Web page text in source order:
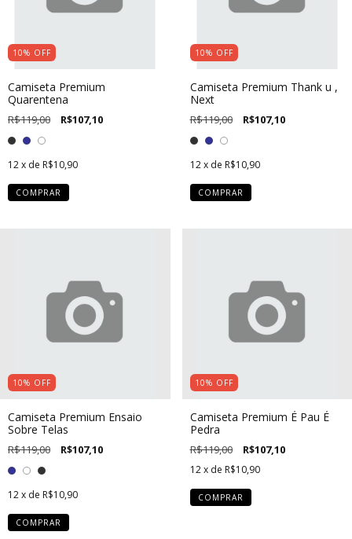
10% OFF
Camiseta Premium
Quarentena
R$119,00 R$107,10
12x de R$10,90
COMPRAR
10% OFF
Camiseta Premium Thank u ,
Next
R$119,00 R$107,10
12 x de R$10,90
COMPRAR
10% OFF
Camiseta Premium Ensaio
Sobre Telas
R$119,00 R$107,10
12x de R$10,90
COMPRAR
10% OFF
Camiseta Premium É Pau É
Pedra
R$119,00 R$107,10
12 x de R$10,90
COMPRAR